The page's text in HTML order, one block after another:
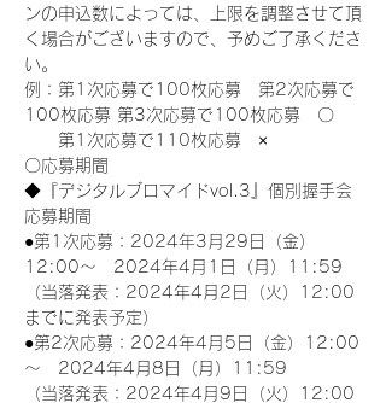
ンの申込数によっては、上限を調整させて頂
く場合がございますので、予めご了承くださ
い。
例：第1次応募で100枚応募　第2次応募で
100枚応募 第3次応募で100枚応募　〇
第1次応募で110枚応募　×
〇応募期間
◆『デジタルブロマイドvol.3』個別握手会
応募期間
●第1次応募：2024年3月29日（金）
12:00～　2024年4月1日（月）11:59
（当落発表：2024年4月2日（火）12:00
までに発表予定）
●第2次応募：2024年4月5日（金）12:00
～　2024年4月8日（月）11:59
（当落発表：2024年4月9日（火）12:00